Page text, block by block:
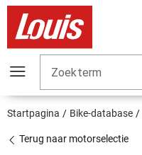
Zoekterm
Startpagina Bike-database
Terug naar motorselectie